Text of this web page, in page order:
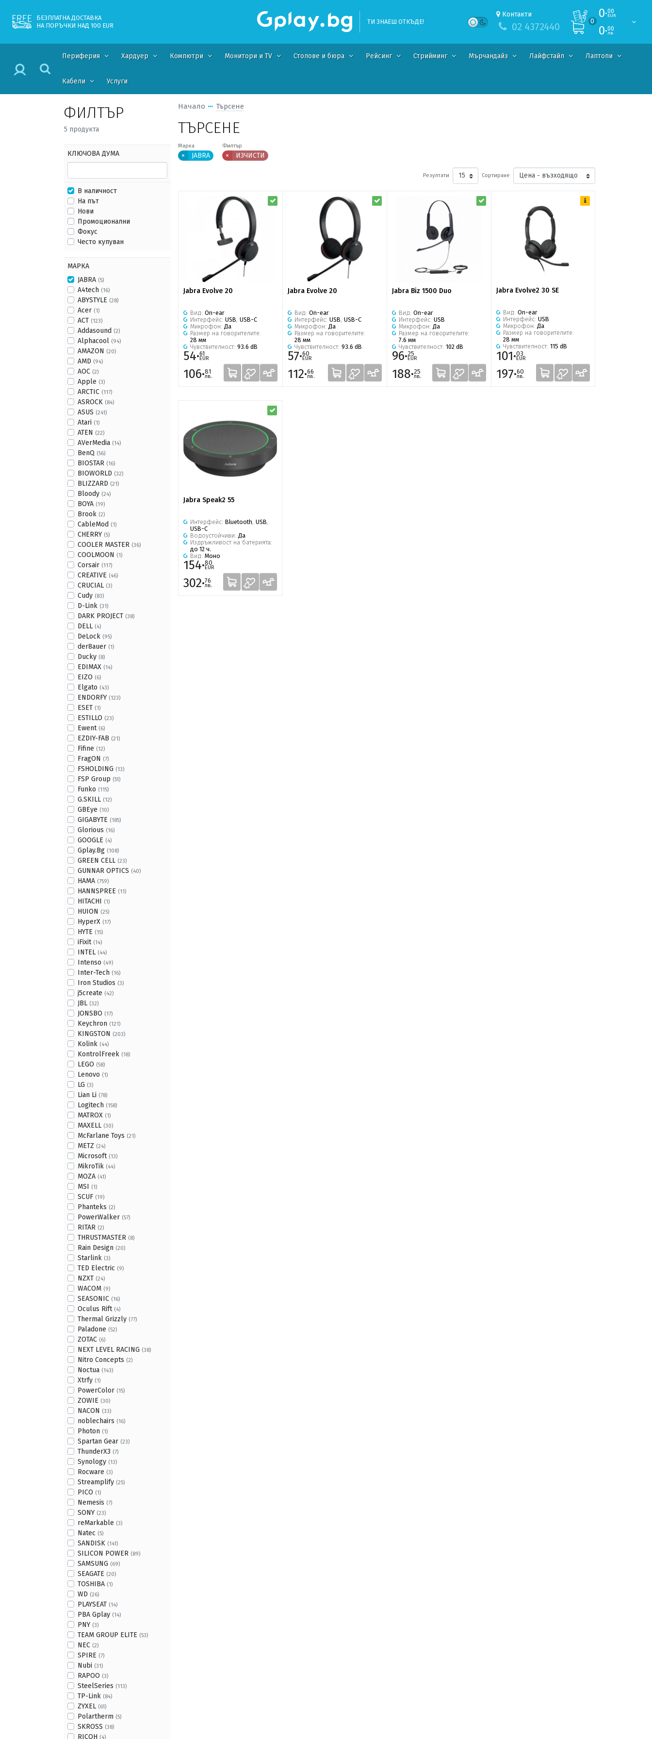
БЕЗПЛАТНА ДОСТАВКА
НА ПОРЪЧКИ НАД 100 EUR
ТИ ЗНАЕШ ОТКЪДЕ!
Контакти
02 4372440 0
0·00
EUR
0·00
лв.
Периферия Хардуер Компютри Монитори и TV Столове и бюра Рейсинг Стрийминг Мърчандайз Лайфстайл Лаптопи
Кабели Услуги
ФИЛТЪР
5 продукта
КЛЮЧОВА ДУМА
В наличност
На път
Нови
Промоционални
Фокус
Често купуван
МАРКА
JABRA (5)
A4tech (16)
ABYSTYLE (28)
Acer (1)
ACT (123)
Addasound (2)
Alphacool (94)
AMAZON (20)
AMD (94)
AOC (2)
Apple (3)
ARCTIC (117)
ASROCK (84)
ASUS (241)
Atari (1)
ATEN (22)
AVerMedia (14)
BenQ (56)
BIOSTAR (16)
BIOWORLD (32)
BLIZZARD (21)
Bloody (24)
BOYA (19)
Brook (2)
CableMod (1)
CHERRY (5)
COOLER MASTER (36)
COOLMOON (1)
Corsair (117)
CREATIVE (46)
CRUCIAL (3)
Cudy (83)
D-Link (31)
DARK PROJECT (38)
DELL (4)
DeLock (95)
der8auer (1)
Ducky (8)
EDIMAX (14)
EIZO (6)
Elgato (43)
ENDORFY (123)
ESET (1)
ESTILLO (23)
Ewent (6)
EZDIY-FAB (21)
Fifine (12)
FragON (7)
FSHOLDING (13)
FSP Group (51)
Funko (115)
G.SKILL (12)
GBEye (10)
GIGABYTE (185)
Glorious (16)
GOOGLE (4)
Gplay.Bg (108)
GREEN CELL (23)
GUNNAR OPTICS (40)
HAMA (759)
HANNSPREE (11)
HITACHI (1)
HUION (25)
HyperX (17)
HYTE (15)
iFixit (14)
INTEL (44)
Intenso (49)
Inter-Tech (16)
Iron Studios (3)
j5create (42)
JBL (32)
JONSBO (17)
Keychron (121)
KINGSTON (203)
Kolink (44)
KontrolFreek (18)
LEGO (58)
Lenovo (1)
LG (3)
Lian Li (78)
Logitech (158)
MATROX (1)
MAXELL (30)
McFarlane Toys (21)
METZ (24)
Microsoft (13)
MikroTik (44)
MOZA (41)
MSI (1)
SCUF (19)
Phanteks (2)
PowerWalker (57)
RITAR (2)
THRUSTMASТER (8)
Rain Design (20)
Starlink (3)
TED Electric (9)
NZXT (24)
WACOM (9)
SEASONIC (16)
Oculus Rift (4)
Thermal Grizzly (77)
Paladone (52)
ZOTAC (6)
NEXT LEVEL RACING (38)
Nitro Concepts (2)
Noctua (143)
Xtrfy (1)
PowerColor (15)
ZOWIE (30)
NACON (33)
noblechairs (16)
Photon (1)
Spartan Gear (23)
ThunderX3 (7)
Synology (13)
Rocware (3)
Streamplify (25)
PICO (1)
Nemesis (7)
SONY (23)
reMarkable (3)
Natec (5)
SANDISK (141)
SILICON POWER (89)
SAMSUNG (69)
SEAGATE (20)
TOSHIBA (1)
WD (26)
PLAYSEAT (14)
PBA Gplay (14)
PNY (3)
TEAM GROUP ELITE (53)
NEC (2)
SPIRE (7)
Nubi (31)
RAPOO (3)
SteelSeries (113)
TP-Link (84)
ZYXEL (61)
Polartherm (5)
SKROSS (38)
RICOH (4)
Начало Търсене
ТЪРСЕНЕ
Марка
× JABRA
Филтър
× ИЗЧИСТИ
Резултати Сортиране
Jabra Evolve 20
Вид: On-ear
Интерфейс: USB, USB-C
Микрофон: Да
Размер на говорителите:
28 мм
Чувствителност: 93.6 dB
54·61
EUR
106·81
лв.
Jabra Evolve 20
Вид: On-ear
Интерфейс: USB, USB-C
Микрофон: Да
Размер на говорителите:
28 мм
Чувствителност: 93.6 dB
57·60
EUR
112·66
лв.
Jabra Biz 1500 Duo
Вид: On-ear
Интерфейс: USB
Микрофон: Да
Размер на говорителите:
7.6 мм
Чувствителност: 102 dB
96·25
EUR
188·25
лв.
Jabra Evolve2 30 SE
Вид: On-ear
Интерфейс: USB
Микрофон: Да
Размер на говорителите:
28 мм
Чувствителност: 115 dB
101·03
EUR
197·60
лв.
Jabra Speak2 55
Интерфейс: Bluetooth, USB,
USB-C
Водоустойчиви: Да
Издръжливост на батерията:
до 12 ч.
Вид: Моно
154·80
EUR
302·76
лв.